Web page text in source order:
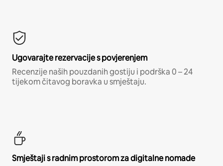
Ugovarajte rezervacije s povjerenjem
Recenzije naših pouzdanih gostiju i podrška 0 – 24
tijekom čitavog boravka u smještaju.
Smještaji s radnim prostorom za digitalne nomade